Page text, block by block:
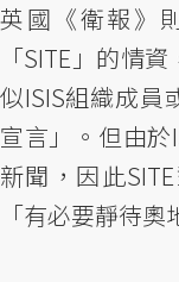
英國《衛報》
「SITE」的情
似ISIS組織成員
宣言」。但由
新聞，因此
「有必要靜待